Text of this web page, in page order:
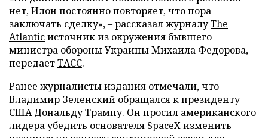
нет, Илон постоянно повторяет, что пора
заключать сделку», – рассказал журналуThe
Atlanticисточник из окружения бывшего
министра обороны Украины Михаила Федорова,
передаетТАСС.
Ранее журналисты издания отмечали, что
Владимир Зеленский обращался к президенту
США Дональду Трампу. Он просил американского
лидера убедить основателя SpaceX изменить